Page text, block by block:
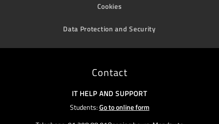
Cookies
Data Protection and Security
Contact
IT HELP AND SUPPORT
Students:Go to online form